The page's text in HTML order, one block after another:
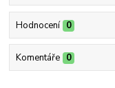
Hodnocení 0
Komentáře 0